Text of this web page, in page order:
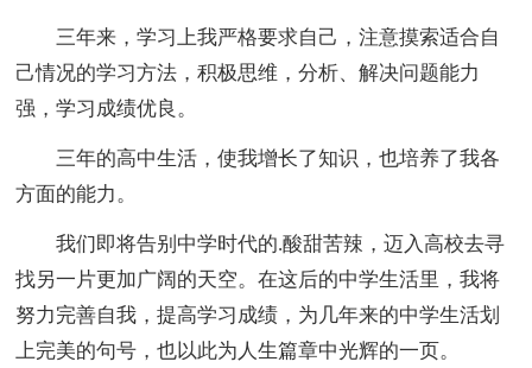
三年来，学习上我严格要求自己，注意摸索适合自
己情况的学习方法，积极思维，分析、解决问题能力
强，学习成绩优良。
三年的高中生活，使我增长了知识，也培养了我各
方面的能力。
我们即将告别中学时代的.酸甜苦辣，迈入高校去寻
找另一片更加广阔的天空。在这后的中学生活里，我将
努力完善自我，提高学习成绩，为几年来的中学生活划
上完美的句号，也以此为人生篇章中光辉的一页。